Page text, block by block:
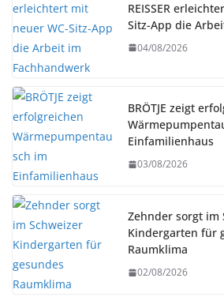
REISSER
Sitz-App die
04/08/2026
BRÖTJE zeigt
Einfamilienhaus
03/08/2026
Zehnder sorgt im
Kindergarten für
Raumklima
02/08/2026